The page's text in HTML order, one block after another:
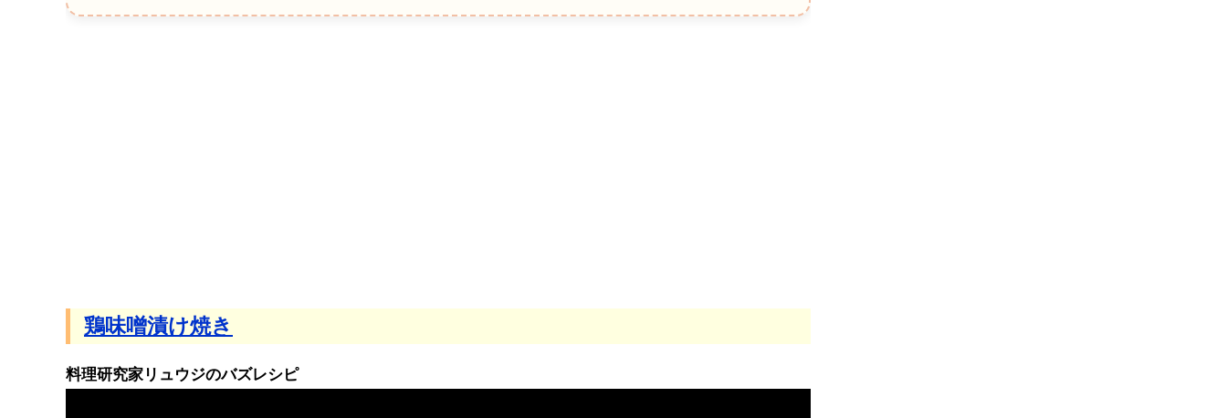
鶏味噌漬け焼き
料理研究家リュウジのバズレシピ